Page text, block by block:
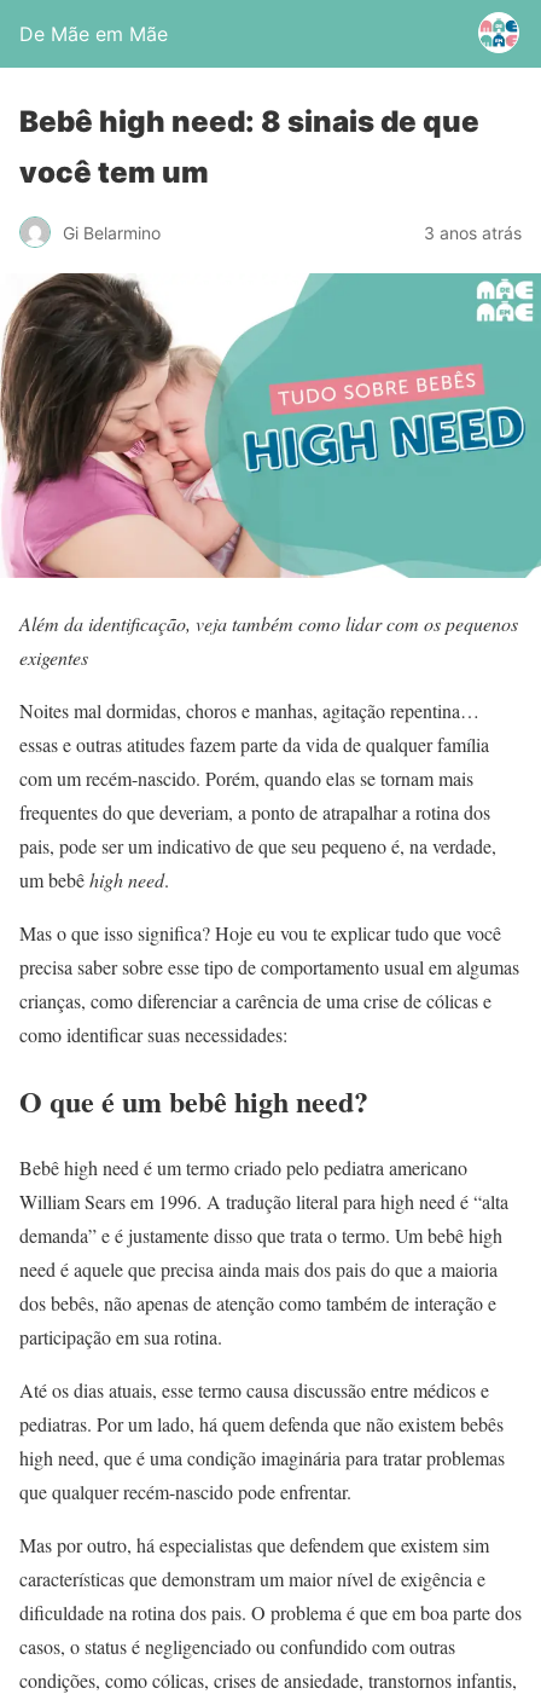
De Mãe em Mãe
Bebê high need: 8 sinais de que
você tem um
Gi Belarmino 3 anos atrás
Além da identificação, veja também como lidar com os pequenos
exigentes
Noites mal dormidas, choros e manhas, agitação repentina…
essas e outras atitudes fazem parte da vida de qualquer família
com um recém-nascido. Porém, quando elas se tornam mais
frequentes do que deveriam, a ponto de atrapalhar a rotina dos
pais, pode ser um indicativo de que seu pequeno é, na verdade,
um bebêhigh need.
Mas o que isso significa? Hoje eu vou te explicar tudo que você
precisa saber sobre esse tipo de comportamento usual em algumas
crianças, como diferenciar a carência de uma crise de cólicas e
como identificar suas necessidades:
O que é um bebê high need?
Bebê high need é um termo criado pelo pediatra americano
William Sears em 1996. A tradução literal para high need é “alta
demanda” e é justamente disso que trata o termo. Um bebê high
need é aquele que precisa ainda mais dos pais do que a maioria
dos bebês, não apenas de atenção como também de interação e
participação em sua rotina.
Até os dias atuais, esse termo causa discussão entre médicos e
pediatras. Por um lado, há quem defenda que não existem bebês
high need, que é uma condição imaginária para tratar problemas
que qualquer recém-nascido pode enfrentar.
Mas por outro, há especialistas que defendem que existem sim
características que demonstram um maior nível de exigência e
dificuldade na rotina dos pais. O problema é que em boa parte dos
casos, o status é negligenciado ou confundido com outras
condições, como cólicas, crises de ansiedade, transtornos infantis,